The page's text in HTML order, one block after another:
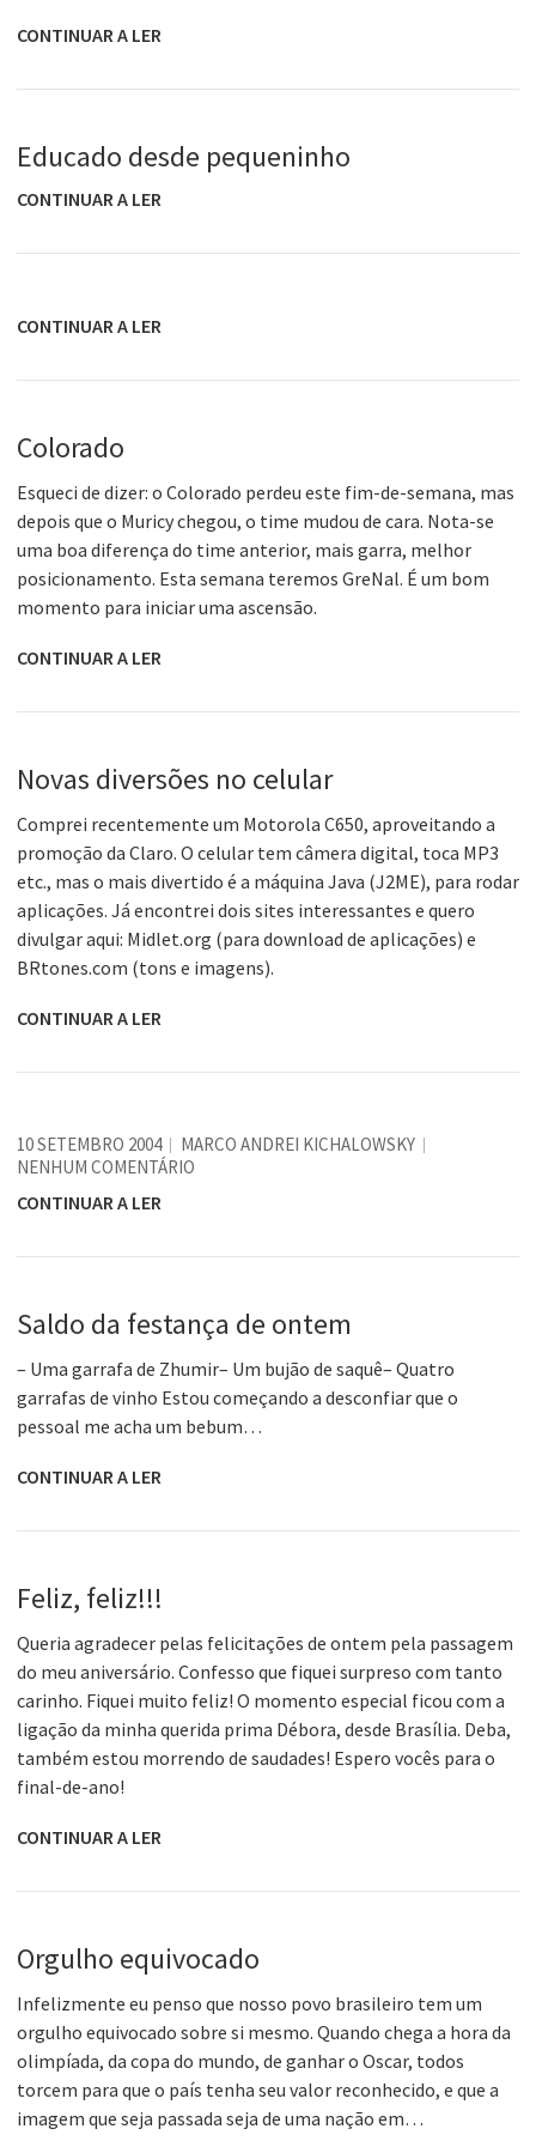
CONTINUAR A LER
Educado desde pequeninho
CONTINUAR A LER
CONTINUAR A LER
Colorado
Esqueci de dizer: o Colorado perdeu este fim-de-semana, mas
depois que o Muricy chegou, o time mudou de cara. Nota-se
uma boa diferença do time anterior, mais garra, melhor
posicionamento. Esta semana teremos GreNal. É um bom
momento para iniciar uma ascensão.
CONTINUAR A LER
Novas diversões no celular
Comprei recentemente um Motorola C650, aproveitando a
promoção da Claro. O celular tem câmera digital, toca MP3
etc., mas o mais divertido é a máquina Java (J2ME), para rodar
aplicações. Já encontrei dois sites interessantes e quero
divulgar aqui: Midlet.org (para download de aplicações) e
BRtones.com (tons e imagens).
CONTINUAR A LER
10 SETEMBRO 2004
MARCO ANDREI KICHALOWSKY
NENHUM COMENTÁRIO
CONTINUAR A LER
Saldo da festança de ontem
– Uma garrafa de Zhumir– Um bujão de saquê– Quatro
garrafas de vinho Estou começando a desconfiar que o
pessoal me acha um bebum…
CONTINUAR A LER
Feliz, feliz!!!
Queria agradecer pelas felicitações de ontem pela passagem
do meu aniversário. Confesso que fiquei surpreso com tanto
carinho. Fiquei muito feliz! O momento especial ficou com a
ligação da minha querida prima Débora, desde Brasília. Deba,
também estou morrendo de saudades! Espero vocês para o
final-de-ano!
CONTINUAR A LER
Orgulho equivocado
Infelizmente eu penso que nosso povo brasileiro tem um
orgulho equivocado sobre si mesmo. Quando chega a hora da
olimpíada, da copa do mundo, de ganhar o Oscar, todos
torcem para que o país tenha seu valor reconhecido, e que a
imagem que seja passada seja de uma nação em…